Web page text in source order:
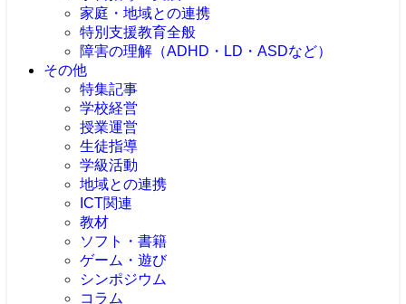
家庭・地域との連携
特別支援教育全般
障害の理解（ADHD・LD・ASDなど）
その他
特集記事
学校経営
授業運営
生徒指導
学級活動
地域との連携
ICT関連
教材
ソフト・書籍
ゲーム・遊び
シンポジウム
コラム